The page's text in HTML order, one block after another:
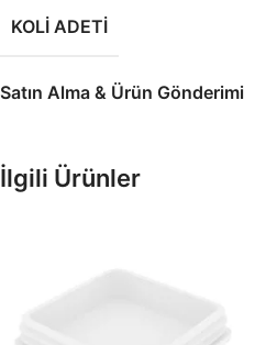
KOLI ADETI
Satın Alma & Ürün Gönderimi
İlgili Ürünler